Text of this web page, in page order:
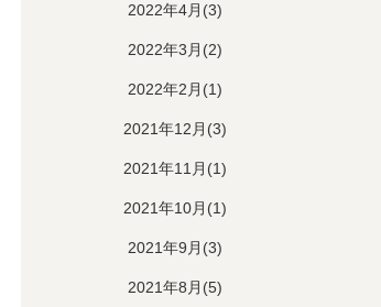
2022年4月(3)
2022年3月(2)
2022年2月(1)
2021年12月(3)
2021年11月(1)
2021年10月(1)
2021年9月(3)
2021年8月(5)